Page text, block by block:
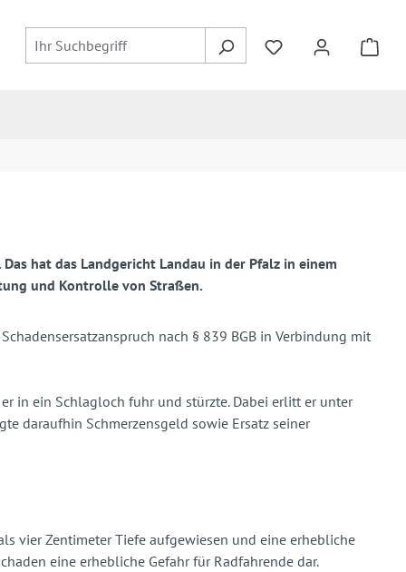
hat das Landgericht Landau in der Pfalz in einem
und Kontrolle von Straßen.
nach § 839 BGB in Verbindung mit
in ein Schlagloch fuhr und stürzte. Dabei erlitt er unter
daraufhin Schmerzensgeld sowie Ersatz seiner
vier Zentimeter Tiefe aufgewiesen und eine erhebliche
eine erhebliche Gefahr für Radfahrende dar.